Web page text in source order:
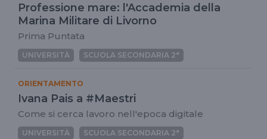
Professione mare: l'Accademia della
Marina Militare di Livorno
Prima Puntata
UNIVERSITÀ SCUOLA SECONDARIA 2°
ORIENTAMENTO
Ivana Pais a #Maestri
Come si cerca lavoro nell'epoca digitale
UNIVERSITÀ SCUOLA SECONDARIA 2°